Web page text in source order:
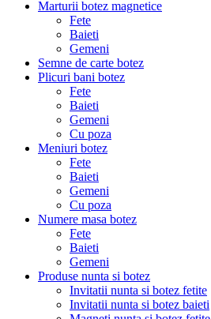
Marturii botez magnetice
Fete
Baieti
Gemeni
Semne de carte botez
Plicuri bani botez
Fete
Baieti
Gemeni
Cu poza
Meniuri botez
Fete
Baieti
Gemeni
Cu poza
Numere masa botez
Fete
Baieti
Gemeni
Produse nunta si botez
Invitatii nunta si botez fetite
Invitatii nunta si botez baieti